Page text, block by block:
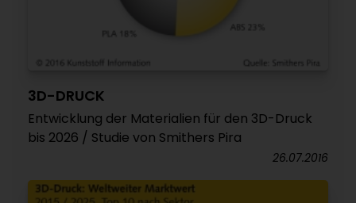
3D-DRUCK
Entwicklung der Materialien für den 3D-Druck
bis 2026 / Studie von Smithers Pira
26.07.2016